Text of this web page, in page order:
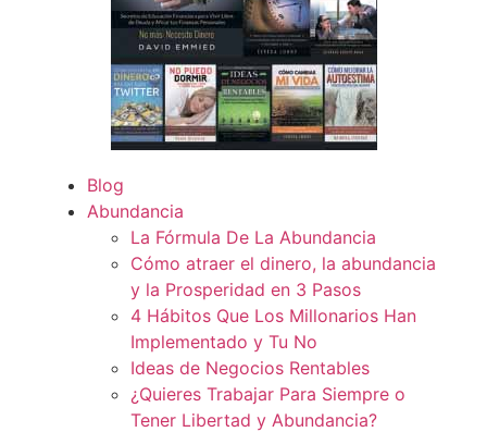
Blog
Abundancia
La Fórmula De La Abundancia
Cómo atraer el dinero, la abundancia
y la Prosperidad en 3 Pasos
4 Hábitos Que Los Millonarios Han
Implementado y Tu No
Ideas de Negocios Rentables
¿Quieres Trabajar Para Siempre o
Tener Libertad y Abundancia?